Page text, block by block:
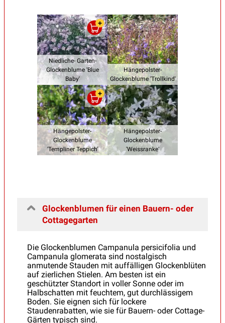
Niedliche- Garten-
Glockenblume 'Blue
Baby'
Hängepolster-
Glockenblume 'Trollkind'
Hängepolster-
Glockenblume
'Templiner Teppich'
Hängepolster-
Glockenblume
'Weissranke'
Glockenblumen für einen Bauern- oder
Cottagegarten
Die Glockenblumen Campanula persicifolia und
Campanula glomerata sind nostalgisch
anmutende Stauden mit auffälligen Glockenblüten
auf zierlichen Stielen. Am besten ist ein
geschützter Standort in voller Sonne oder im
Halbschatten mit feuchtem, gut durchlässigem
Boden. Sie eignen sich für lockere
Staudenrabatten, wie sie für Bauern- oder Cottage-
Gärten typisch sind.